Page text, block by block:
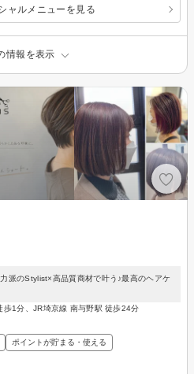
ャルメニューを見る
情報を表示
派のStylist×高品質商材で叶う♪最高のヘアケ
歩1分、JR埼京線 南与野駅 徒歩24分
ポイントが貯まる・使える